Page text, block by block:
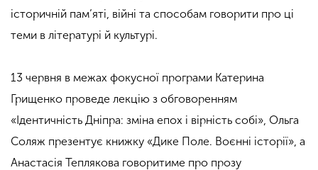
історичній пам’яті, війні та способам говорити про ці
теми в літературі й культурі.
13 червня в межах фокусної програми Катерина
Грищенко проведе лекцію з обговоренням
«Ідентичність Дніпра: зміна епох і вірність собі», Ольга
Соляж презентує книжку «Дике Поле. Воєнні історії», а
Анастасія Теплякова говоритиме про прозу